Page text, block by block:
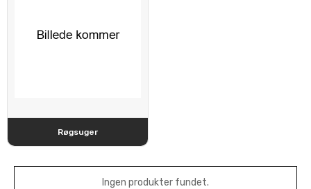
Røgsuger
Ingen produkter fundet.